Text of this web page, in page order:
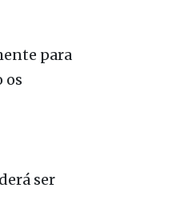
valor
para